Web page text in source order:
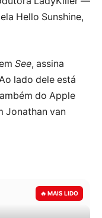
Hello Sunshine,
See, assina
lado dele está
do Apple
Jonathan van